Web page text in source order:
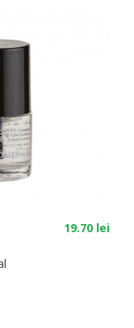
19.70 lei